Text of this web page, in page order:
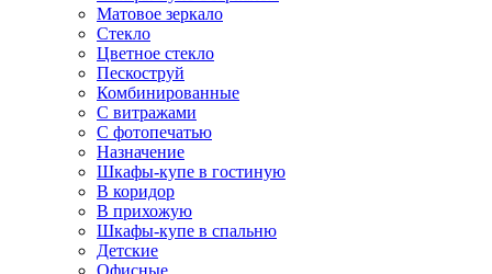
Матовое зеркало
Стекло
Цветное стекло
Пескоструй
Комбинированные
С витражами
С фотопечатью
Назначение
Шкафы-купе в гостиную
В коридор
В прихожую
Шкафы-купе в спальню
Детские
Офисные